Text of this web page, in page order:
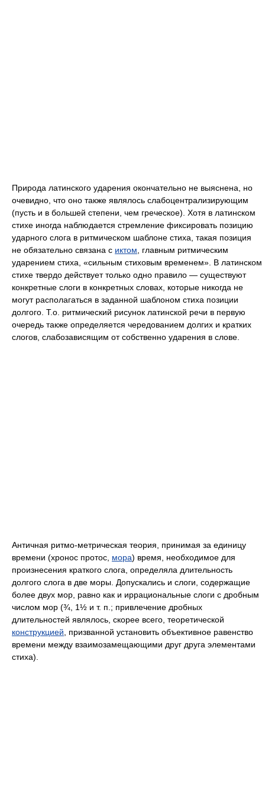
Природа латинского ударения окончательно не выяснена, но
очевидно, что оно также являлось слабоцентрализирующим
(пусть и в большей степени, чем греческое). Хотя в латинском
стихе иногда наблюдается стремление фиксировать позицию
ударного слога в ритмическом шаблоне стиха, такая позиция
не обязательно связана с иктом , главным ритмическим
ударением стиха, «сильным стиховым временем». В латинском
стихе твердо действует только одно правило — существуют
конкретные слоги в конкретных словах, которые никогда не
могут располагаться в заданной шаблоном стиха позиции
долгого. Т.о. ритмический рисунок латинской речи в первую
очередь также определяется чередованием долгих и кратких
слогов, слабозависящим от собственно ударения в слове.
Античная ритмо-метрическая теория, принимая за единицу
времени (хронос протос, мора) время, необходимое для
произнесения краткого слога, определяла длительность
долгого слога в две моры. Допускались и слоги, содержащие
более двух мор, равно как и иррациональные слоги с дробным
числом мор (¾, 1½ и т. п.; привлечение дробных
длительностей являлось, скорее всего, теоретической
конструкцией , призванной установить объективное равенство
времени между взаимозамещающими друг друга элементами
стиха).